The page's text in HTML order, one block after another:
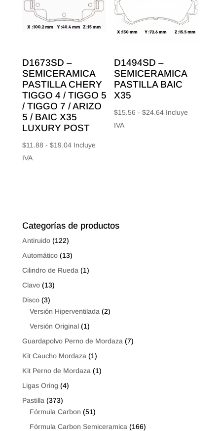
$28.00
D1673SD –
SEMICERAMICA
PASTILLA CHERY
TIGGO 4 / TIGGO 5
/ TIGGO 7 / ARIZO
5 / BAIC X35
LUXURY POST
$11.88 - $19.04Rango
$19.04
Incluye
IVA
D1494SD –
SEMICERAMICA
PASTILLA BAIC
X35
$15.56 - $24.64Rango
Incluye
IVA
Categorías de productos
Antiruido (122)
Automático (13)
Cilindro de Rueda (1)
Clavo (13)
Disco (3)
Versión Hiperventilada (2)
Versión Original (1)
Guardapolvo Perno de Mordaza (7)
Kit Caucho Mordaza (1)
Kit Perno de Mordaza (1)
Ligas Oring (4)
Pastilla (373)
Fórmula Carbon (51)
Fórmula Carbon Semiceramica (166)